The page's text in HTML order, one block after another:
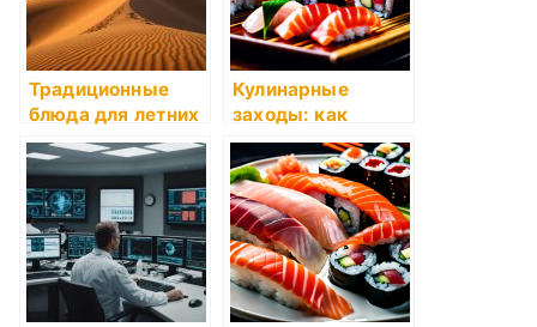
Традиционные
блюда для летних
праздников
Кулинарные
заходы: как
продвигать моду
на еду